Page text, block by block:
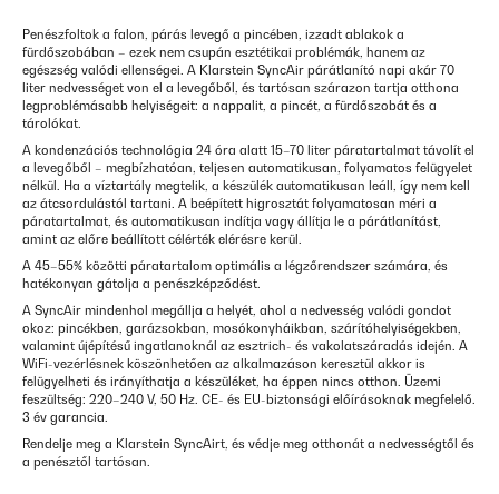
Penészfoltok a falon, párás levegő a pincében, izzadt ablakok a
fürdőszobában – ezek nem csupán esztétikai problémák, hanem az
egészség valódi ellenségei. A Klarstein SyncAir párátlanító napi akár 70
liter nedvességet von el a levegőből, és tartósan szárazon tartja otthona
legproblémásabb helyiségeit: a nappalit, a pincét, a fürdőszobát és a
tárolókat.
A kondenzációs technológia 24 óra alatt 15–70 liter páratartalmat távolít el
a levegőből – megbízhatóan, teljesen automatikusan, folyamatos felügyelet
nélkül. Ha a víztartály megtelik, a készülék automatikusan leáll, így nem kell
az átcsordulástól tartani. A beépített higrosztát folyamatosan méri a
páratartalmat, és automatikusan indítja vagy állítja le a párátlanítást,
amint az előre beállított célérték elérésre kerül.
A 45–55% közötti páratartalom optimális a légzőrendszer számára, és
hatékonyan gátolja a penészképződést.
A SyncAir mindenhol megállja a helyét, ahol a nedvesség valódi gondot
okoz: pincékben, garázsokban, mosókonyháikban, szárítóhelyiségekben,
valamint újépítésű ingatlanoknál az esztrich- és vakolatszáradás idején. A
WiFi-vezérlésnek köszönhetően az alkalmazáson keresztül akkor is
felügyelheti és irányíthatja a készüléket, ha éppen nincs otthon. Üzemi
feszültség: 220–240 V, 50 Hz. CE- és EU-biztonsági előírásoknak megfelelő.
3 év garancia.
Rendelje meg a Klarstein SyncAirt, és védje meg otthonát a nedvességtől és
a penésztől tartósan.